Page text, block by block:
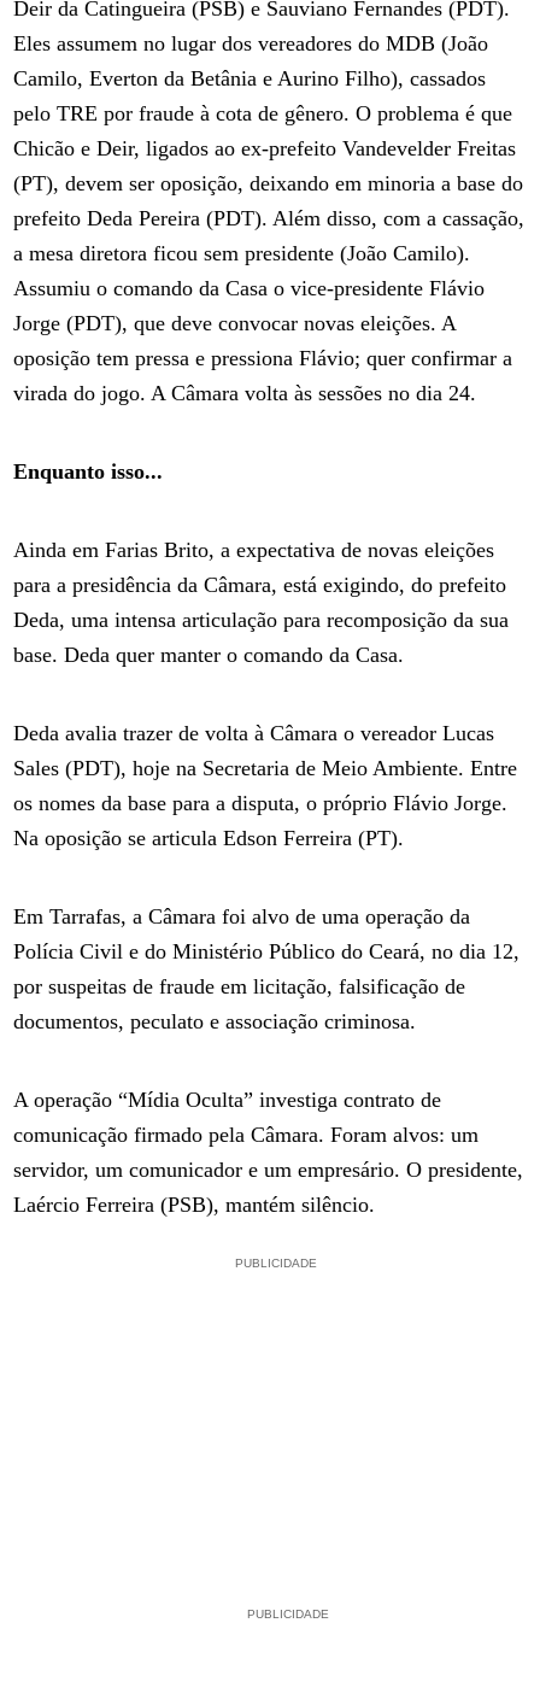
Deir da Catingueira (PSB) e Sauviano Fernandes (PDT).
Eles assumem no lugar dos vereadores do MDB (João
Camilo, Everton da Betânia e Aurino Filho), cassados
pelo TRE por fraude à cota de gênero. O problema é que
Chicão e Deir, ligados ao ex-prefeito Vandevelder Freitas
(PT), devem ser oposição, deixando em minoria a base do
prefeito Deda Pereira (PDT). Além disso, com a cassação,
a mesa diretora ficou sem presidente (João Camilo).
Assumiu o comando da Casa o vice-presidente Flávio
Jorge (PDT), que deve convocar novas eleições. A
oposição tem pressa e pressiona Flávio; quer confirmar a
virada do jogo. A Câmara volta às sessões no dia 24.
Enquanto isso...
Ainda em Farias Brito, a expectativa de novas eleições
para a presidência da Câmara, está exigindo, do prefeito
Deda, uma intensa articulação para recomposição da sua
base. Deda quer manter o comando da Casa.
Deda avalia trazer de volta à Câmara o vereador Lucas
Sales (PDT), hoje na Secretaria de Meio Ambiente. Entre
os nomes da base para a disputa, o próprio Flávio Jorge.
Na oposição se articula Edson Ferreira (PT).
Em Tarrafas, a Câmara foi alvo de uma operação da
Polícia Civil e do Ministério Público do Ceará, no dia 12,
por suspeitas de fraude em licitação, falsificação de
documentos, peculato e associação criminosa.
A operação “Mídia Oculta” investiga contrato de
comunicação firmado pela Câmara. Foram alvos: um
servidor, um comunicador e um empresário. O presidente,
Laércio Ferreira (PSB), mantém silêncio.
PUBLICIDADE
PUBLICIDADE